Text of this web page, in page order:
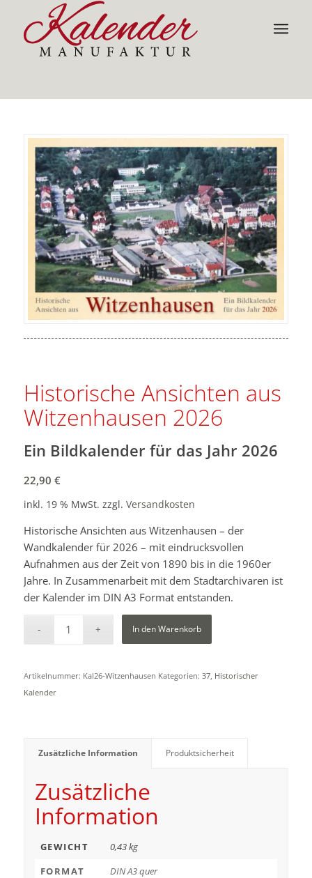
Historische Ansichten aus
Witzenhausen 2026
Ein Bildkalender für das Jahr 2026
22,90 €
inkl. 19 % MwSt. zzgl. Versandkosten
Historische Ansichten aus Witzenhausen – der
Wandkalender für 2026 – mit eindrucksvollen
Aufnahmen aus der Zeit von 1890 bis in die 1960er
Jahre. In Zusammenarbeit mit dem Stadtarchivaren ist
der Kalender im DIN A3 Format entstanden.
In den Warenkorb
Artikelnummer: Kal26-Witzenhausen Kategorien: 37, Historischer
Kalender
Zusätzliche Information Produktsicherheit
Zusätzliche
Information
GEWICHT
0,43 kg
FORMAT
DIN A3 quer